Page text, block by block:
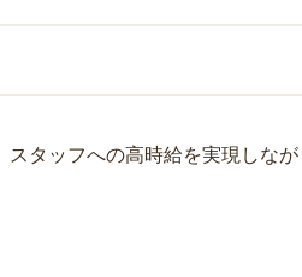
タッフへの高時給を実現しなが